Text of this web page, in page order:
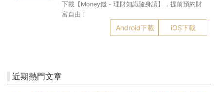
下載【Money錢 - 理財知識隨身讀】，提前預約財
富自由！
Android下載 iOS下載
近期熱門文章